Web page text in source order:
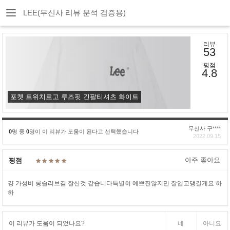
LEE(무신사 리뷰 분석 검증용)
포켓 트위치로고 루즈핏 긴팔티셔츠 화이트
리뷰
53
평점
4.8
0명 중 0명이 이 리뷰가 도움이 된다고 선택했습니다
무신사 구****
2022.09.15
평점 아주 좋아요
걍 가성비 롱슬리브겸 잘산것 같습니다특별히 예쁘진않지만 잘입고댕길게요 하
하
이 리뷰가 도움이 되었나요? 네 아니요